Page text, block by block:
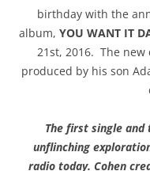
birthday with the
album, YOU WANT IT
21st, 2016. The
produced by his son
The first single
unflinching
radio today. Cohen